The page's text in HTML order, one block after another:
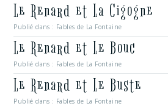
Le Renard et La Cigogne
Publié dans : Fables de La Fontaine
Le Renard et Le Bouc
Publié dans : Fables de La Fontaine
Le Renard et Le Buste
Publié dans : Fables de La Fontaine